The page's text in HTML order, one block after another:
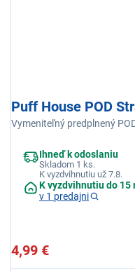
Puff House POD
Vymeniteľný predplnený
Ihneď k odoslaniu
Skladom 1 ks.
K vyzdvihnutiu už 7.8.
K vyzdvihnutiu do 15
v 1 predajni
4,99 €